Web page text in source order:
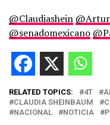
@Claudiashein
@senadomexicano
RELATED TOPICS: 4T
CLAUDIA SHEINBAUM
NACIONAL
NOTICIA